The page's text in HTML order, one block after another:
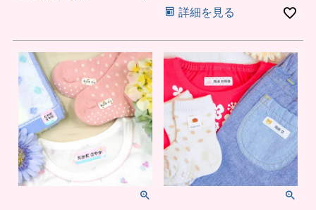
問
客
様
へ
の
お
知
ら
せ
ル
マ
ガ
登
録
詳細を見る